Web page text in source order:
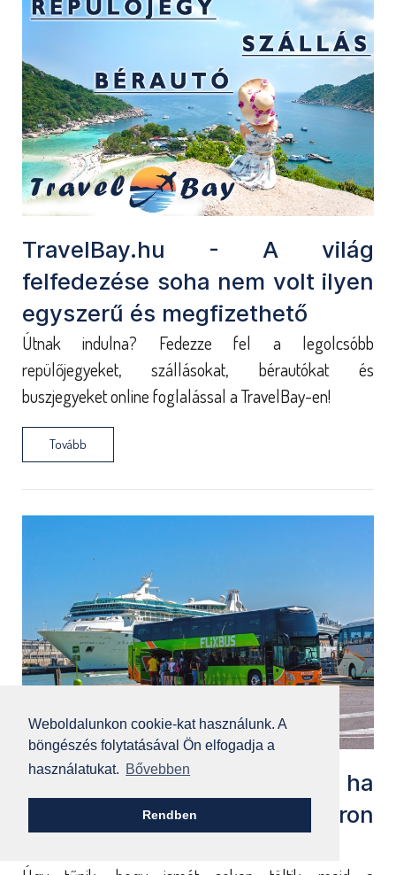
Weboldalunkon cookie-kat használunk. A
böngészés folytatásával Ön elfogadja a
használatukat. Bővebben
Rendben
TravelBay.hu - A világ
felfedezése soha nem volt ilyen
egyszerű és megfizethető
Útnak indulna? Fedezze fel a legolcsóbb
repülőjegyeket, szállásokat, bérautókat és
buszjegyeket online foglalással a TravelBay-en!
Tovább
Ne késlekedj a foglalással, ha
zöld busszal utaznál nyáron